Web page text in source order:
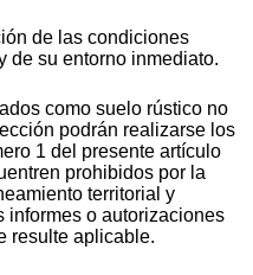
de las condiciones
de su entorno inmediato.
como suelo rústico no
podrán realizarse los
1 del presente artículo
prohibidos por la
territorial y
informes o autorizaciones
resulte aplicable.